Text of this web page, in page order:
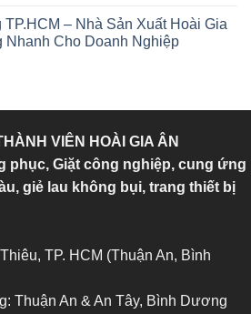
TP.HCM – Nhà Sản Xuất Hoài Gia
Nhanh Cho Doanh Nghiệp
VIÊN HOÀI GIA ÂN
phục, Giặt công nghiệp, cung ứng
giẻ lau không bụi, trang thiết bị
TP. HCM (Thuận An, Bình
Thuận An & An Tây, Bình Dương